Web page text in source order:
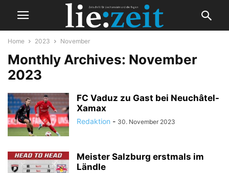
Home 2023 November
Monthly Archives: November
2023
FC Vaduz zu Gast bei Neuchâtel-
Xamax
Redaktion - 30. November 2023
Meister Salzburg erstmals im
Ländle